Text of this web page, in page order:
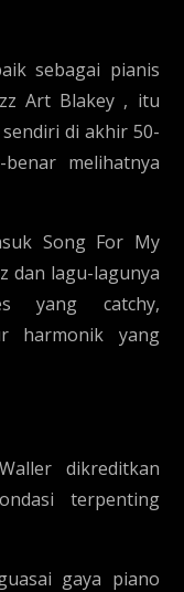
sebagai pianis
Art Blakey , itu
di akhir 50-
melihatnya
Song For My
dan lagu-lagunya
yang catchy,
harmonik yang
dikreditkan
terpenting
gaya piano